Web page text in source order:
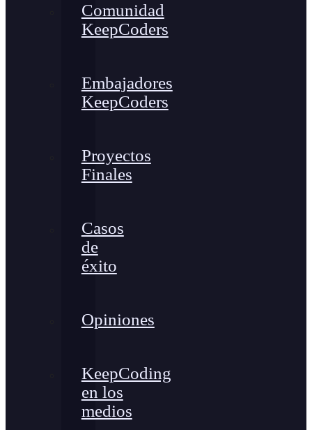
Comunidad
KeepCoders
Embajadores
KeepCoders
Proyectos
Finales
Casos
de
éxito
Opiniones
KeepCoding
en los
medios